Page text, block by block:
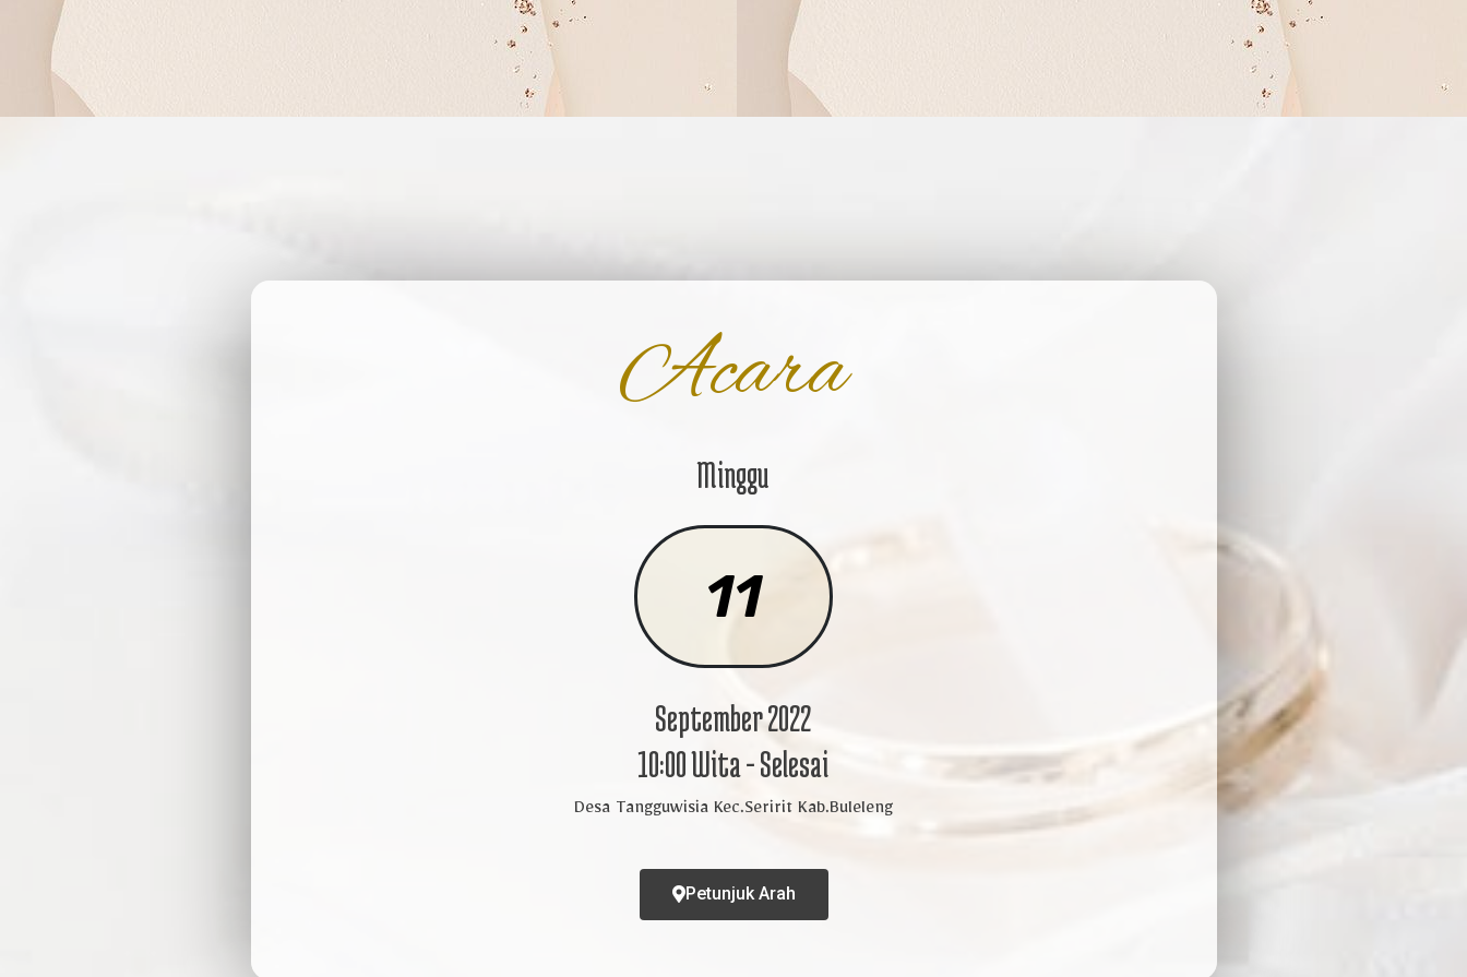
Acara
Minggu
11
September 2022
10:00 Wita - Selesai
Desa Tangguwisia Kec.Seririt Kab.Buleleng
Petunjuk Arah